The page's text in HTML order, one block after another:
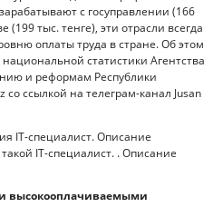
с госуправлении (166
(199 тыс. тенге), эти отрасли всегда
оплаты труда в стране. Об этом
статистики Агентства
и реформам Республики
со ссылкой на телеграм-канал Jusan
высокооплачиваемыми